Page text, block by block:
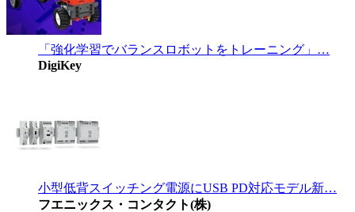
「強化学習でバランスロボットをトレーニング」…
DigiKey
小型低背スイッチング電源にUSB PD対応モデル新…
フエニックス・コンタクト(株)